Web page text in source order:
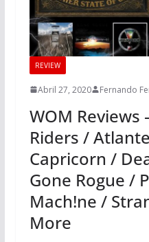
REVIEW
Abril 27, 2020 Fernando
WOM Reviews
Riders /
Capricorn /
Gone Rogue /
Mach!ne /
More